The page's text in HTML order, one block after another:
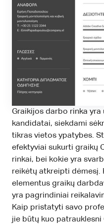
Graikijos darbo rinka yra
kandidatai, siekdami
tikras vietos ypatybes.
efektyviai sukurti graikų
rinkai, bei kokie yra
reikėtų atkreipti dėmesį.
elementus graikų
yra pagrindiniai
Kaip pristatyti savo
jie būtų kuo